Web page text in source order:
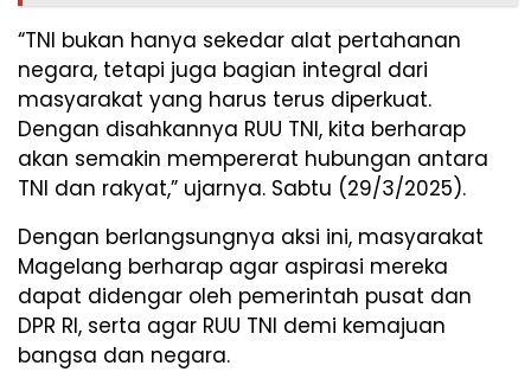
“TNI bukan hanya sekedar alat pertahanan
negara, tetapi juga bagian integral dari
masyarakat yang harus terus diperkuat.
Dengan disahkannya RUU TNI, kita berharap
akan semakin mempererat hubungan antara
TNI dan rakyat,” ujarnya. Sabtu (29/3/2025).
Dengan berlangsungnya aksi ini, masyarakat
Magelang berharap agar aspirasi mereka
dapat didengar oleh pemerintah pusat dan
DPR RI, serta agar RUU TNI demi kemajuan
bangsa dan negara.